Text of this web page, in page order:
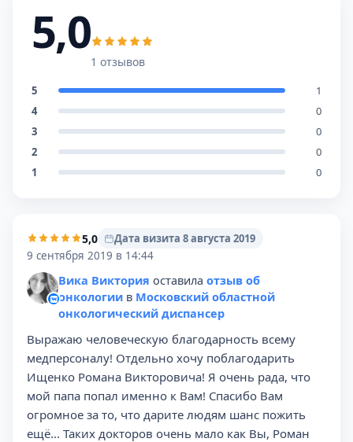
5,0
1 отзывов
5
1
4
0
3
0
2
0
1
0
5,0
Дата визита 8 августа 2019
9 сентября 2019 в 14:44
Вика Виктория оставила отзыв об
онкологии в Московский областной
онкологический диспансер
Выражаю человеческую благодарность всему
медперсоналу! Отдельно хочу поблагодарить
Ищенко Романа Викторовича! Я очень рада, что
мой папа попал именно к Вам! Спасибо Вам
огромное за то, что дарите людям шанс пожить
ещё... Таких докторов очень мало как Вы, Роман